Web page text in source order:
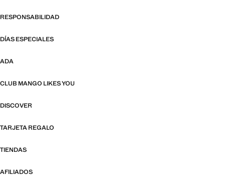
RESPONSABILIDAD
DÍAS ESPECIALES
ADA
CLUB MANGO LIKES YOU
DISCOVER
TARJETA REGALO
TIENDAS
AFILIADOS